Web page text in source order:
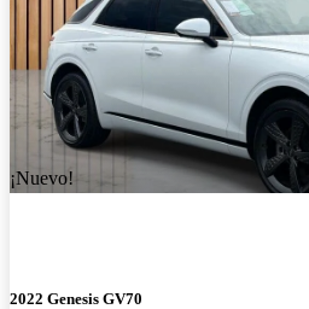
¡Nuevo!
2022 Genesis GV70